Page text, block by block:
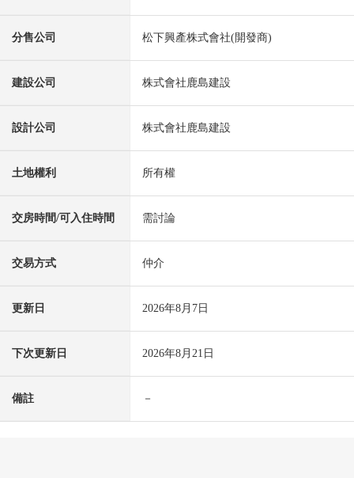
分售公司 松下興產株式會社(開發商)
建設公司 株式會社鹿島建設
設計公司 株式會社鹿島建設
土地權利 所有權
交房時間/可入住時間 需討論
交易方式 仲介
更新日 2026年8月7日
下次更新日 2026年8月21日
備註 －